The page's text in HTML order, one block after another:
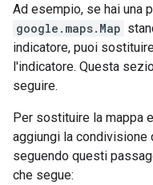
Ad esempio, se hai una
google.maps.Map
indicatore, puoi
l'indicatore. Questa
seguire.
Per sostituire la mappa
aggiungi la condivisione
seguendo questi
che segue: